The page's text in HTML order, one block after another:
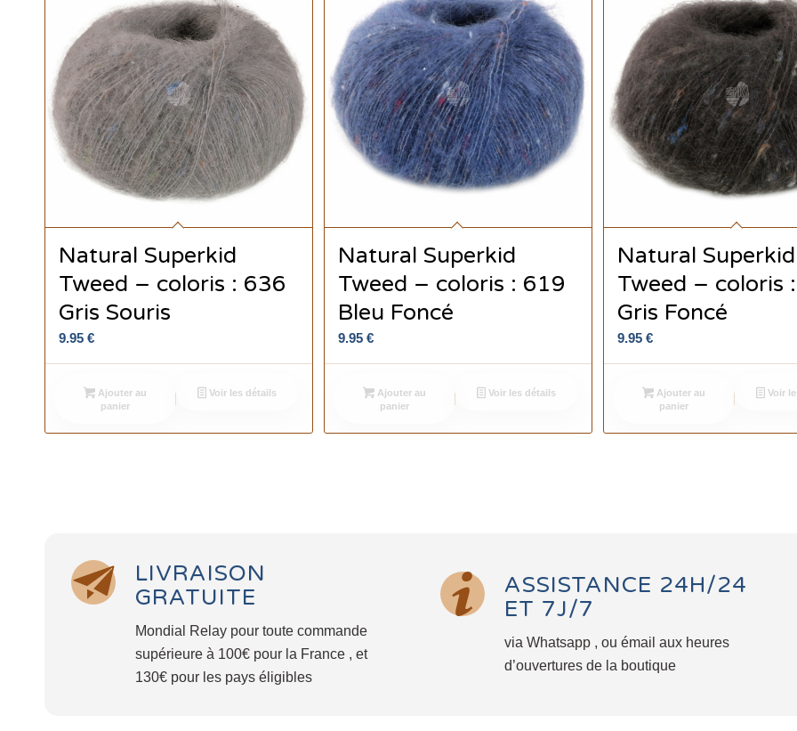
Natural Superkid
Tweed – coloris : 636
Gris Souris
9.95 €
Ajouter au
panier
Voir les détails
Natural Superkid
Tweed – coloris : 619
Bleu Foncé
9.95€
Ajouter au
panier
Voir les détails
Natural Superkid
Tweed – coloris
Gris Foncé
9.95€
Ajouter au
panier
Voir
LIVRAISON
GRATUITE
Mondial Relay pour toute commande
supérieure à 100€ pour la France , et
130€ pour les pays éligibles
ASSISTANCE 24H/24
ET 7J/7
via Whatsapp , ou émail aux heures
d’ouvertures de la boutique